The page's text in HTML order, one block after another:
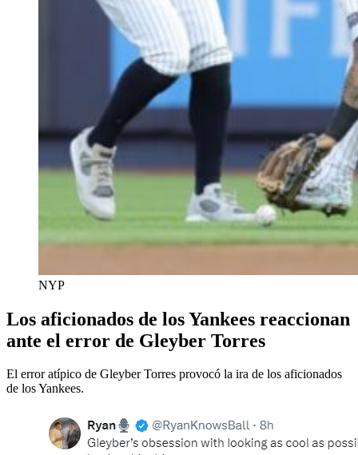
NYP
Los aficionados de los Yankees reaccionan
ante el error de Gleyber Torres
El error atípico de Gleyber Torres provocó la ira de los aficionados
de los Yankees.